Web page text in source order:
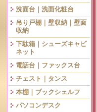
洗面台｜洗面化粧台
吊り戸棚｜壁収納｜壁面
収納
下駄箱｜シューズキャビ
ネット
電話台｜ファックス台
チェスト｜タンス
本棚｜ブックシェルフ
パソコンデスク